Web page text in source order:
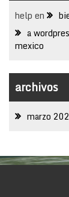
help en
a
mexico
archivos
marzo